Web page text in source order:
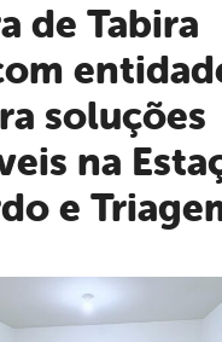
soluções
na
e